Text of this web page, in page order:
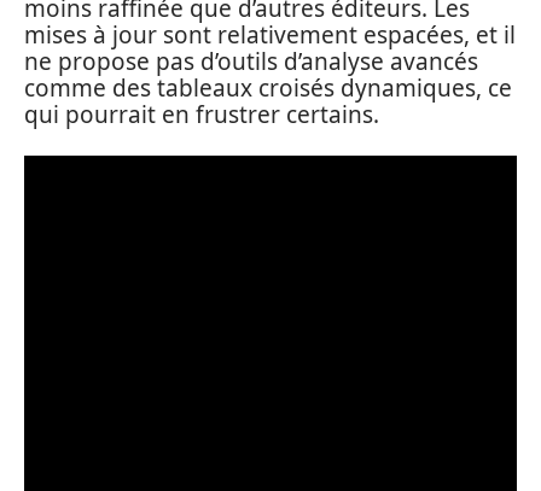
moins raffinée que d’autres éditeurs. Les
mises à jour sont relativement espacées, et il
ne propose pas d’outils d’analyse avancés
comme des tableaux croisés dynamiques, ce
qui pourrait en frustrer certains.